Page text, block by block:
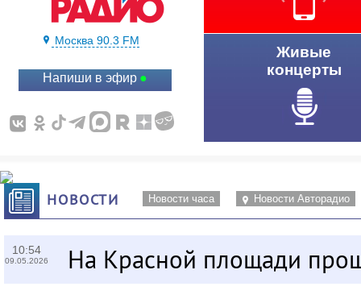
Москва 90.3 FM
Напиши в эфир
Живые
концерты
НОВОСТИ Новости часа Новости Авторадио
10:54
09.05.2026 На Красной площади